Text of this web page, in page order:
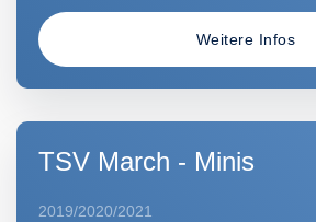
Weitere Infos
TSV March - Minis
2019/2020/2021